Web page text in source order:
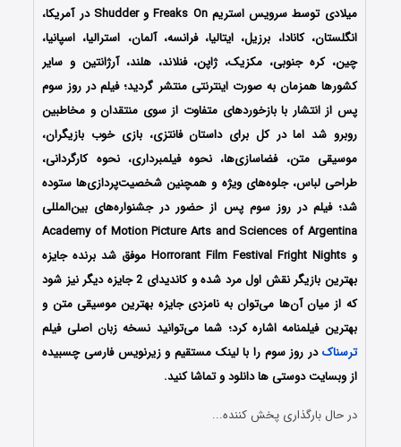
میلادی توسط سرویس استریم Freaks On و Shudder در آمریکا،
انگلستان، کانادا، برزیل، ایتالیا، فرانسه، آلمان، استرالیا، اسپانیا،
چین، کره جنوبی، مکزیک، ژاپن، فنلاند، هلند، آرژانتین و سایر
کشورها همزمان به صورت اینترنتی منتشر گردید؛ فیلم در روز سوم
پس از انتشار با بازخوردهای متفاوت از سوی منتقدان و مخاطبین
روبرو شد اما در کل برای داستان فانتزی، بازی خوب بازیگران،
موسیقی متن، فضاسازی‌ها، نحوه فیلمبرداری، نحوه کارگردانی،
طراحی لباس، جلوه‌های ویژه و همچنین شخصیت‌پردازی‌ها ستوده
شد؛ فیلم در روز سوم پس از حضور در جشنواره‌‌‌های بین‌المللی
Academy of Motion Picture Arts and Sciences of Argentina
و Horrorant Film Festival Fright Nights موفق شد برنده جایزه
بهترین بازیگر نقش اول مرد شده و کاندیدای 2 جایزه دیگر نیز شود
که از میان آن‌ها می‌توان به نامزدی جایزه بهترین موسیقی متن و
بهترین فیلمنامه اشاره کرد؛ شما می‌توانید نسخه زبان اصلی فیلم
ترسناکدر روز سوم را با ‌لینک مستقیم و زیرنویس فارسی چسبیده
از وبسایت دوستی ها دانلود و تماشا کنید.
در حال بارگذاری پخش کننده...